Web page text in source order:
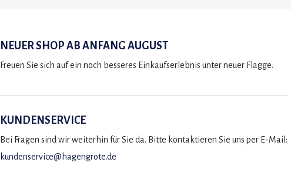
NEUER SHOP AB ANFANG AUGUST
Freuen Sie sich auf ein noch besseres Einkaufserlebnis unter neuer Flagge.
KUNDENSERVICE
Bei Fragen sind wir weiterhin für Sie da. Bitte kontaktieren Sie uns per E-Mail:
kundenservice@hagengrote.de